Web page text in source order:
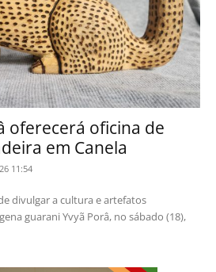
oferecerá oficina de
em Canela
11:54
divulgar a cultura e artefatos
guarani Yvyã Porâ, no sábado (18),